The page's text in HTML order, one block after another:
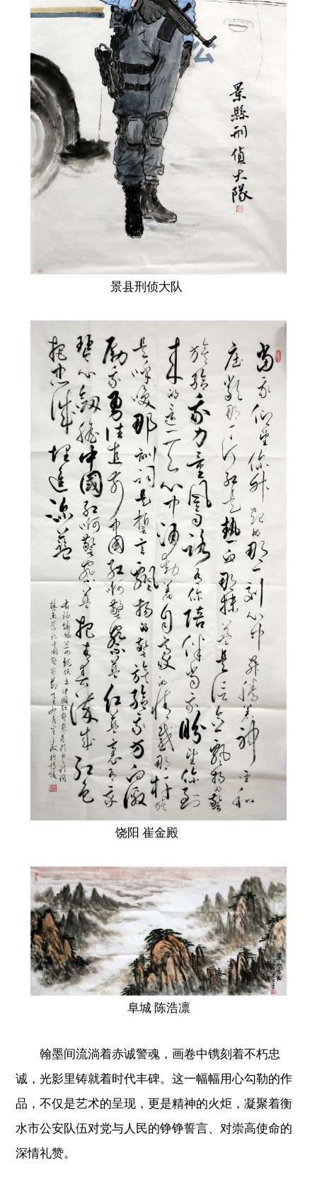
景县刑侦大队
饶阳 崔金殿
阜城 陈浩凛
翰墨间流淌着赤诚警魂，画卷中镌刻着不朽忠
诚，光影里铸就着时代丰碑。这一幅幅用心勾勒的作
品，不仅是艺术的呈现，更是精神的火炬，凝聚着衡
水市公安队伍对党与人民的铮铮誓言、对崇高使命的
深情礼赞。